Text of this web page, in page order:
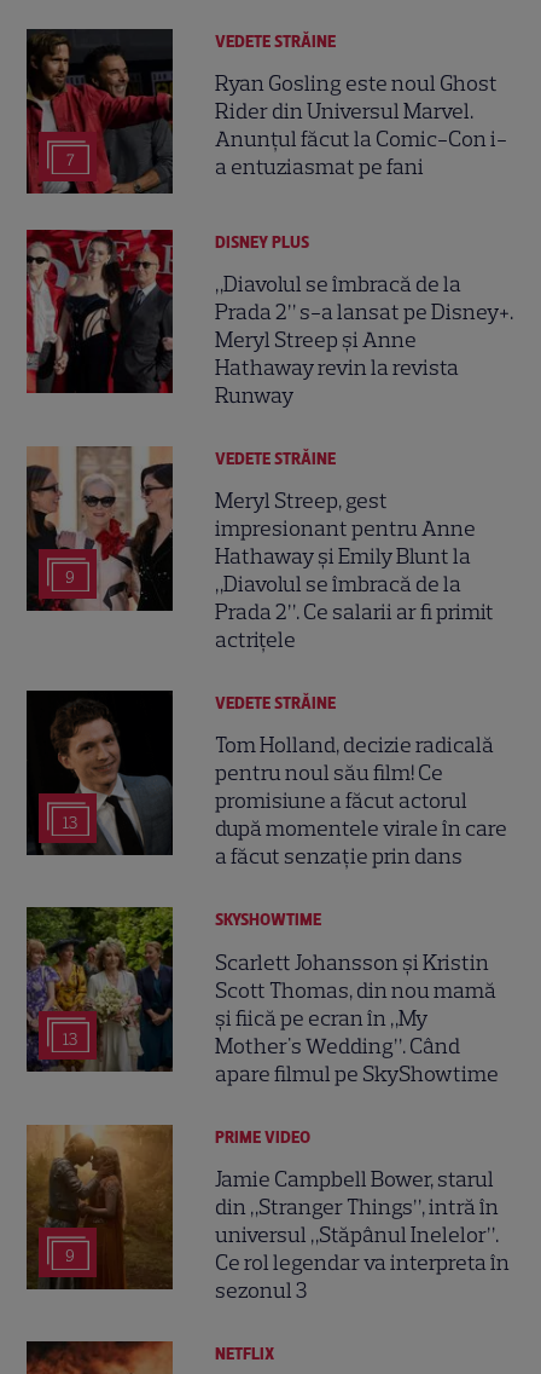
7
VEDETE STRĂINE
Ryan Gosling este noul Ghost
Rider din Universul Marvel.
Anunțul făcut la Comic-Con i-
a entuziasmat pe fani
DISNEY PLUS
„Diavolul se îmbracă de la
Prada 2” s-a lansat pe Disney+.
Meryl Streep și Anne
Hathaway revin la revista
Runway
9
VEDETE STRĂINE
Meryl Streep, gest
impresionant pentru Anne
Hathaway și Emily Blunt la
„Diavolul se îmbracă de la
Prada 2”. Ce salarii ar fi primit
actrițele
13
VEDETE STRĂINE
Tom Holland, decizie radicală
pentru noul său film! Ce
promisiune a făcut actorul
după momentele virale în care
a făcut senzație prin dans
13
SKYSHOWTIME
Scarlett Johansson și Kristin
Scott Thomas, din nou mamă
și fiică pe ecran în „My
Mother's Wedding”. Când
apare filmul pe SkyShowtime
9
PRIME VIDEO
Jamie Campbell Bower, starul
din „Stranger Things”, intră în
universul „Stăpânul Inelelor”.
Ce rol legendar va interpreta în
sezonul 3
NETFLIX